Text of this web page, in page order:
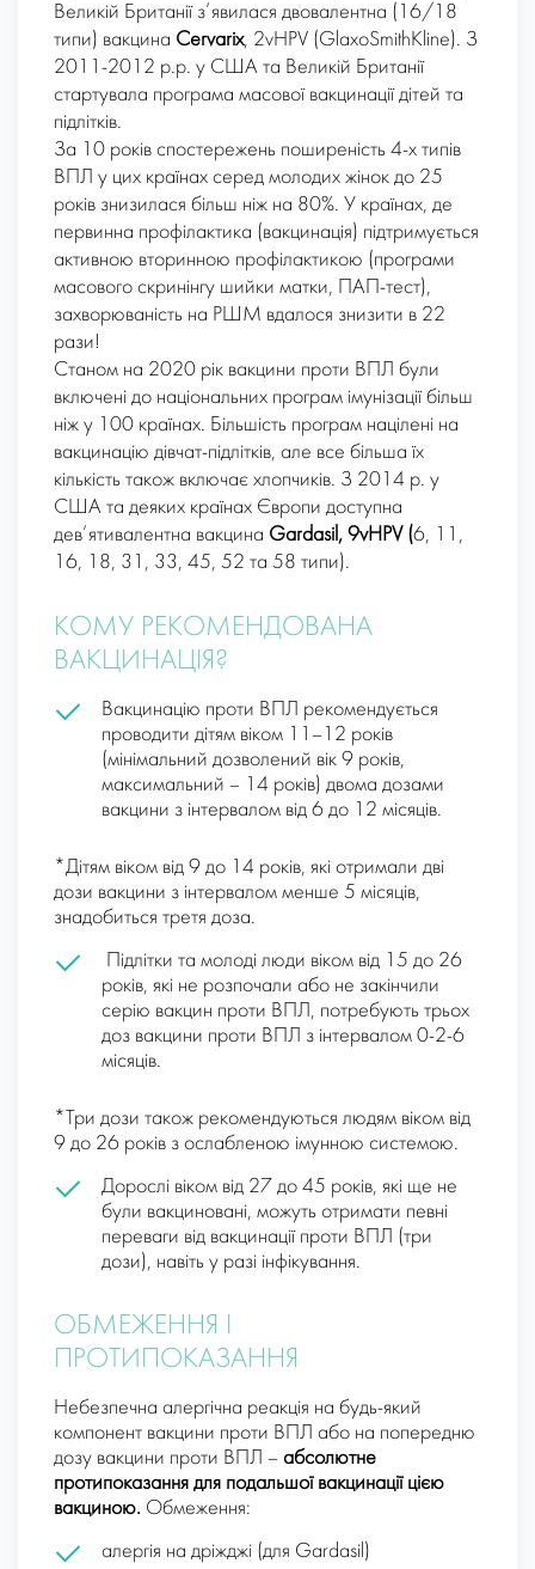
Великій Британії з’явилася двовалентна (16/18
типи) вакцина Cervarix, 2vHPV (GlaxoSmithKline). З
2011-2012 р.р. у США та Великій Британії
стартувала програма масової вакцинації дітей та
підлітків.
За 10 років спостережень поширеність 4-х типів
ВПЛ у цих країнах серед молодих жінок до 25
років знизилася більш ніж на 80%. У країнах, де
первинна профілактика (вакцинація) підтримується
активною вторинною профілактикою (програми
масового скринінгу шийки матки, ПАП-тест),
захворюваність на РШМ вдалося знизити в 22
рази!
Станом на 2020 рік вакцини проти ВПЛ були
включені до національних програм імунізації більш
ніж у 100 країнах. Більшість програм націлені на
вакцинацію дівчат-підлітків, але все більша їх
кількість також включає хлопчиків. З 2014 р. у
США та деяких країнах Європи доступна
дев’ятивалентна вакцина Gardasil, 9vHPV (6, 11,
16, 18, 31, 33, 45, 52 та 58 типи).
КОМУ РЕКОМЕНДОВАНА
ВАКЦИНАЦІЯ?
Вакцинацію проти ВПЛ рекомендується
проводити дітям віком 11–12 років
(мінімальний дозволений вік 9 років,
максимальний – 14 років) двома дозами
вакцини з інтервалом від 6 до 12 місяців.
*Дітям віком від 9 до 14 років, які отримали дві
дози вакцини з інтервалом менше 5 місяців,
знадобиться третя доза.
Підлітки та молоді люди віком від 15 до 26
років, які не розпочали або не закінчили
серію вакцин проти ВПЛ, потребують трьох
доз вакцини проти ВПЛ з інтервалом 0-2-6
місяців.
*Три дози також рекомендуються людям віком від
9 до 26 років з ослабленою імунною системою.
Дорослі віком від 27 до 45 років, які ще не
були вакциновані, можуть отримати певні
переваги від вакцинації проти ВПЛ (три
дози), навіть у разі інфікування.
ОБМЕЖЕННЯ І
ПРОТИПОКАЗАННЯ
Небезпечна алергічна реакція на будь-який
компонент вакцини проти ВПЛ або на попередню
дозу вакцини проти ВПЛ – абсолютне
протипоказання для подальшої вакцинації цією
вакциною. Обмеження:
алергія на дріжджі (для Gardasil)